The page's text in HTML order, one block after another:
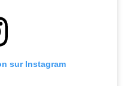
sur Instagram